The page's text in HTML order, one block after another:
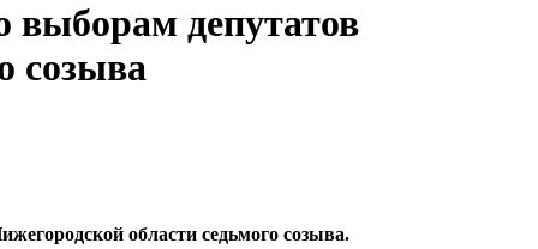
выборам депутатов
созыва
области седьмого созыва.